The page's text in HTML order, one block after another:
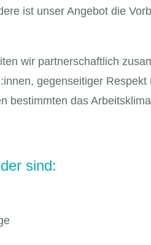
ist unser Angebot die
wir partnerschaftlich
gegenseitiger
bestimmten das
sind: